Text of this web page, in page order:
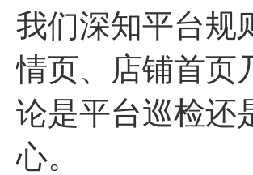
我们深知平台规
情页、店铺首页
论是平台巡检还
心。